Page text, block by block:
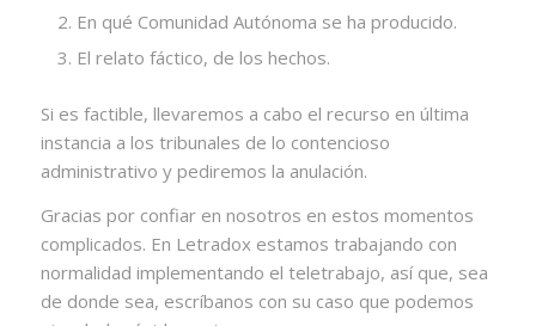
En qué Comunidad Autónoma se ha producido.
El relato fáctico, de los hechos.
Si es factible, llevaremos a cabo el recurso en última
instancia a los tribunales de lo contencioso
administrativo y pediremos la anulación.
Gracias por confiar en nosotros en estos momentos
complicados. En Letradox estamos trabajando con
normalidad implementando el teletrabajo, así que, sea
de donde sea, escríbanos con su caso que podemos